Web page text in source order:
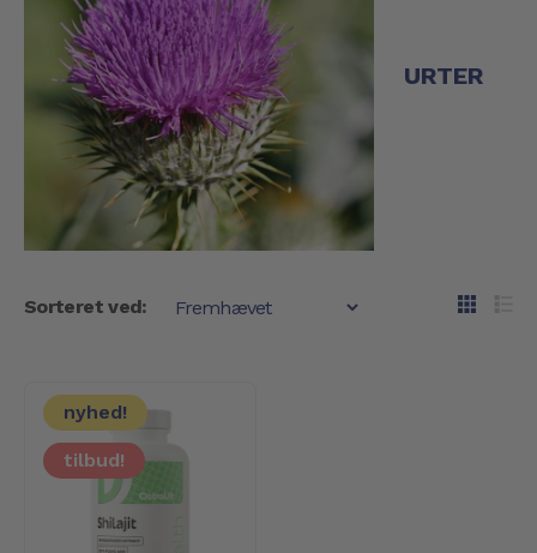
URTER
Sorteret ved:
nyhed!
tilbud!